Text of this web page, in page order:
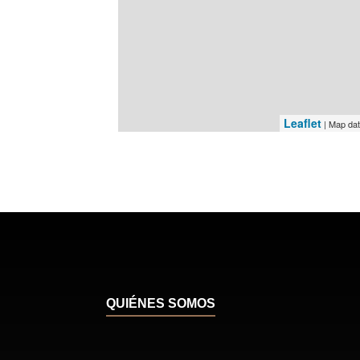
Leaflet | Map
QUIÉNES SOMOS